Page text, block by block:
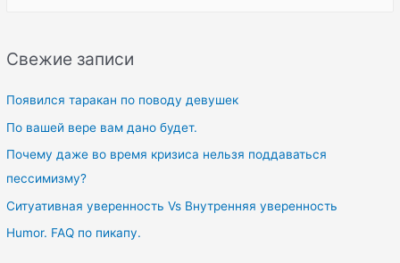
r
h
f
o
Свежие записи
Появился таракан по поводу девушек
По вашей вере вам дано будет.
Почему даже во время кризиса нельзя поддаваться
пессимизму?
Ситуативная уверенность Vs Внутренняя уверенность
Humor. FAQ по пикапу.